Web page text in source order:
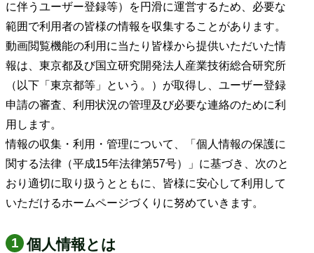
に伴うユーザー登録等）を円滑に運営するため、必要な
範囲で利用者の皆様の情報を収集することがあります。
動画閲覧機能の利用に当たり皆様から提供いただいた情
報は、東京都及び国立研究開発法人産業技術総合研究所
（以下「東京都等」という。）が取得し、ユーザー登録
申請の審査、利用状況の管理及び必要な連絡のために利
用します。
情報の収集・利用・管理について、「個人情報の保護に
関する法律（平成15年法律第57号）」に基づき、次のと
おり適切に取り扱うとともに、皆様に安心して利用して
いただけるホームページづくりに努めていきます。
個人情報とは